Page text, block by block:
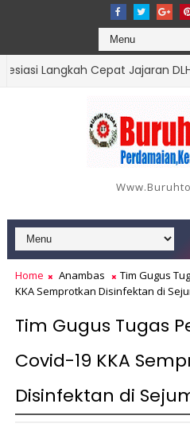
Langkah Cepat Jajaran DLH
Kutuk Premanisme,
Home Anambas
Tim Gugus
KKA Semprotkan Disinfektan di
Tim Gugus Tugas
Covid-19 KKA
Disinfektan di